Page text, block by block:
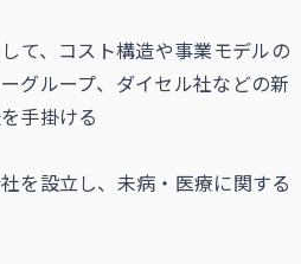
て、コスト構造や事業モデルの
グループ、ダイセル社などの新
手掛ける
を設立し、未病・医療に関する